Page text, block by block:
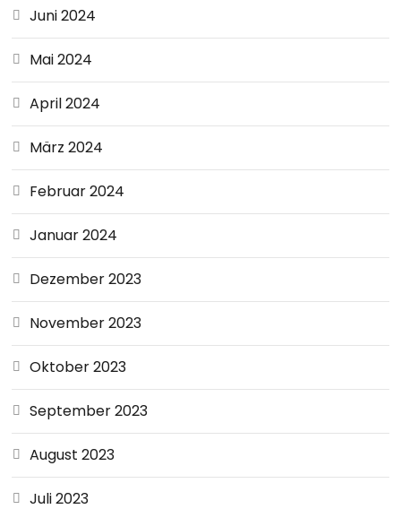
Juni 2024
Mai 2024
April 2024
März 2024
Februar 2024
Januar 2024
Dezember 2023
November 2023
Oktober 2023
September 2023
August 2023
Juli 2023